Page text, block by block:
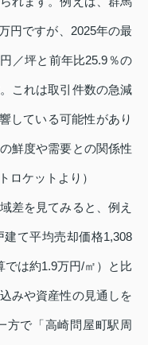
円ですが、2025年の最
／坪と前年比25.9％の
これは取引件数の急減
している可能性があり
鮮度や需要との関係性
ロケットより）
差を見てみると、例え
て平均売却価格1,308
は約1.9万円/㎡）と比
みや資産性の見通しを
方で「高崎問屋町駅周